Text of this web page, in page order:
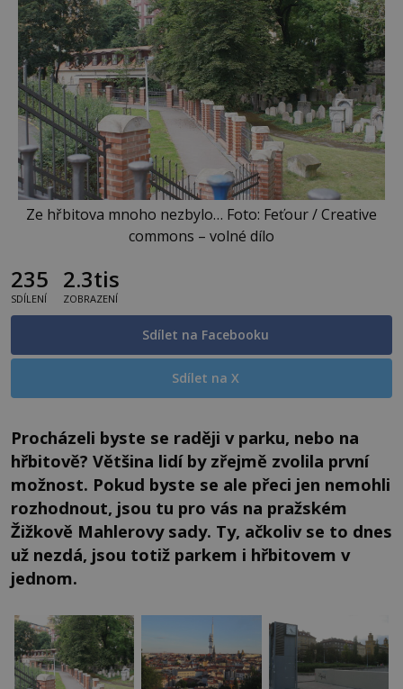
Ze hřbitova mnoho nezbylo… Foto: Feťour / Creative
commons – volné dílo
235
SDÍLENÍ
2.3tis
ZOBRAZENÍ
Sdílet na Facebooku
Sdílet na X
Procházeli byste se raději v parku, nebo na
hřbitově? Většina lidí by zřejmě zvolila první
možnost. Pokud byste se ale přeci jen nemohli
rozhodnout, jsou tu pro vás na pražském
Žižkově Mahlerovy sady. Ty, ačkoliv se to dnes
už nezdá, jsou totiž parkem i hřbitovem v
jednom.